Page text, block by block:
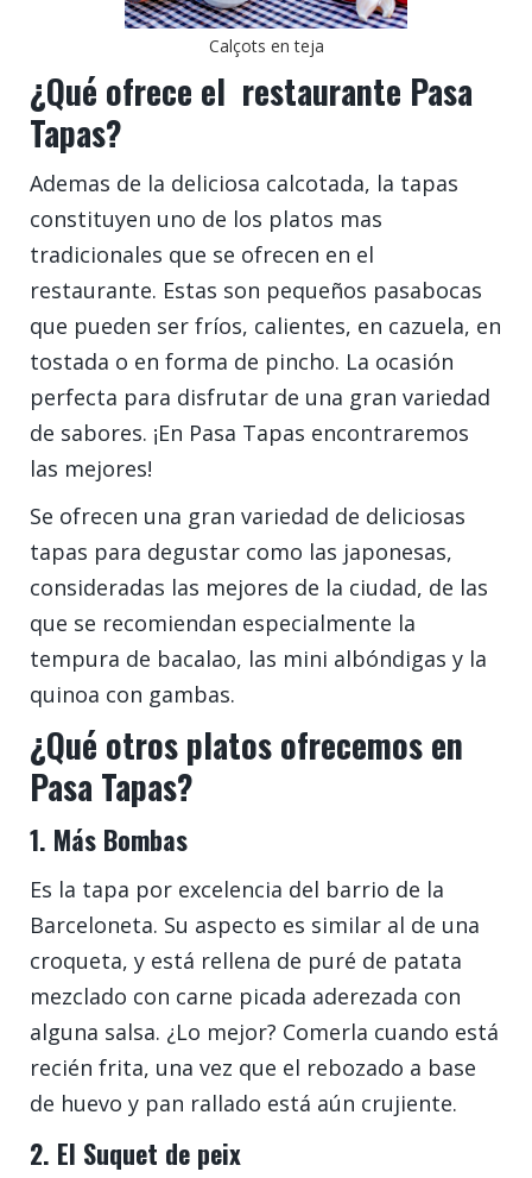
Calçots en teja
¿Qué ofrece el restaurante Pasa
Tapas?
Ademas de la deliciosa calcotada, la tapas
constituyen uno de los platos mas
tradicionales que se ofrecen en el
restaurante. Estas son pequeños pasabocas
que pueden ser fríos, calientes, en cazuela, en
tostada o en forma de pincho. La ocasión
perfecta para disfrutar de una gran variedad
de sabores. ¡En Pasa Tapas encontraremos
las mejores!
Se ofrecen una gran variedad de deliciosas
tapas para degustar como las japonesas,
consideradas las mejores de la ciudad, de las
que se recomiendan especialmente la
tempura de bacalao, las mini albóndigas y la
quinoa con gambas.
¿Qué otros platos ofrecemos en
Pasa Tapas?
1. Más Bombas
Es la tapa por excelencia del barrio de la
Barceloneta. Su aspecto es similar al de una
croqueta, y está rellena de puré de patata
mezclado con carne picada aderezada con
alguna salsa. ¿Lo mejor? Comerla cuando está
recién frita, una vez que el rebozado a base
de huevo y pan rallado está aún crujiente.
2. El Suquet de peix